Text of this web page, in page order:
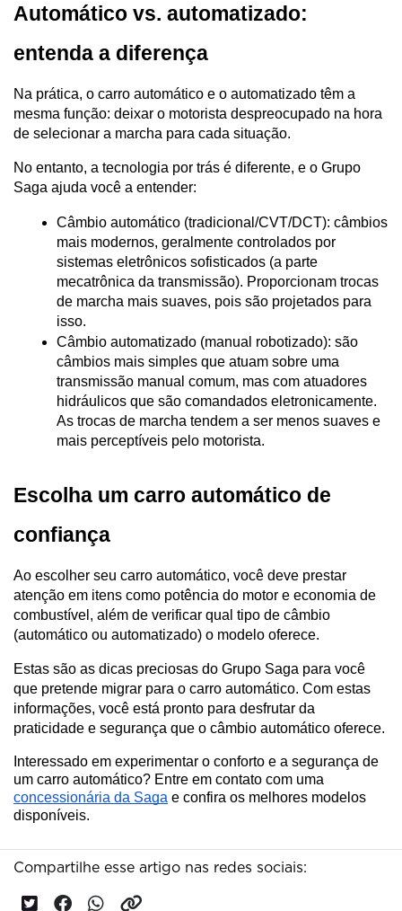
Automático vs. automatizado:
entenda a diferença
Na prática, o carro automático e o automatizado têm a
mesma função: deixar o motorista despreocupado na hora
de selecionar a marcha para cada situação.
No entanto, a tecnologia por trás é diferente, e o Grupo
Saga ajuda você a entender:
Câmbio automático (tradicional/CVT/DCT): câmbios
mais modernos, geralmente controlados por
sistemas eletrônicos sofisticados (a parte
mecatrônica da transmissão). Proporcionam trocas
de marcha mais suaves, pois são projetados para
isso.
Câmbio automatizado (manual robotizado): são
câmbios mais simples que atuam sobre uma
transmissão manual comum, mas com atuadores
hidráulicos que são comandados eletronicamente.
As trocas de marcha tendem a ser menos suaves e
mais perceptíveis pelo motorista.
Escolha um carro automático de
confiança
Ao escolher seu carro automático, você deve prestar
atenção em itens como potência do motor e economia de
combustível, além de verificar qual tipo de câmbio
(automático ou automatizado) o modelo oferece.
Estas são as dicas preciosas do Grupo Saga para você
que pretende migrar para o carro automático. Com estas
informações, você está pronto para desfrutar da
praticidade e segurança que o câmbio automático oferece.
Interessado em experimentar o conforto e a segurança de
um carro automático? Entre em contato com uma
concessionária da Saga e confira os melhores modelos
disponíveis.
Compartilhe esse artigo nas redes sociais: